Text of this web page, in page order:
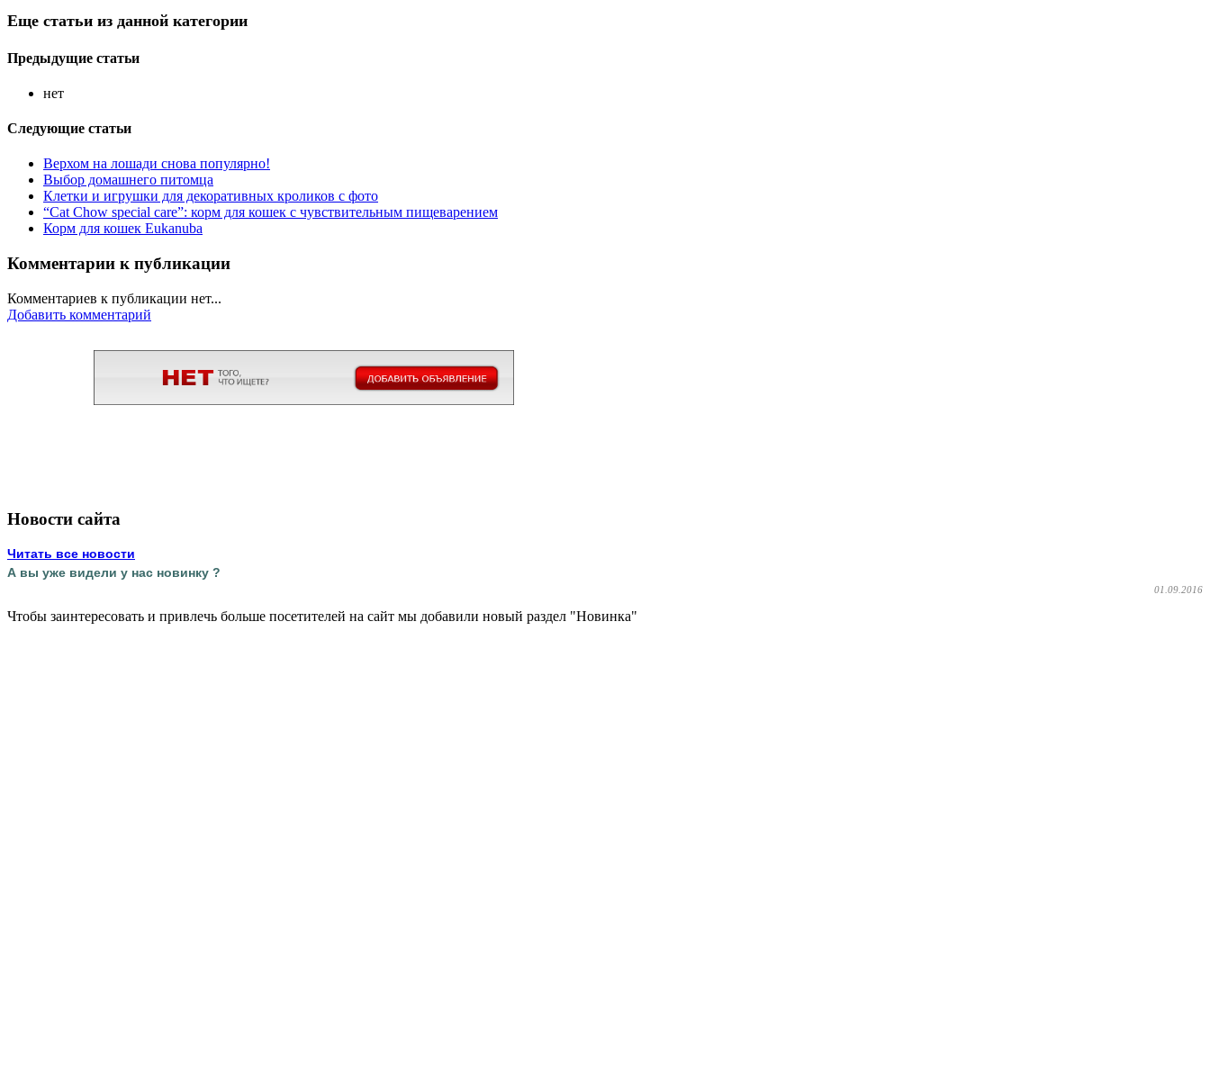
Еще статьи из данной категории
Предыдущие статьи
нет
Следующие статьи
Верхом на лошади снова популярно!
Выбор домашнего питомца
Клетки и игрушки для декоративных кроликов с фото
“Cat Chow special care”: корм для кошек с чувствительным пищеварением
Корм для кошек Eukanuba
Комментарии к публикации
Комментариев к публикации нет...
Добавить комментарий
Новости сайта
Читать все новости
А вы уже видели у нас новинку ?
01.09.2016
Чтобы заинтересовать и привлечь больше посетителей на сайт мы добавили новый раздел "Новинка"